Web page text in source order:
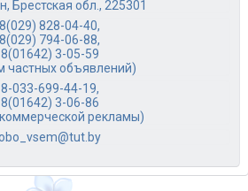
Брестская обл., 225301
8(029) 828-04-40,
8(029) 794-06-88,
8(01642) 3-05-59
частных объявлений)
8-033-699-44-19,
8(01642) 3-06-86
рекламы)